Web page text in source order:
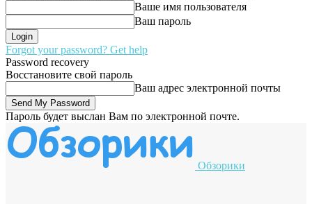
Ваше имя пользователя
Ваш пароль
Forgot your password? Get help
Password recovery
Восстановите свой пароль
Ваш адрес электронной почты
Пароль будет выслан Вам по электронной почте.
Обзорики